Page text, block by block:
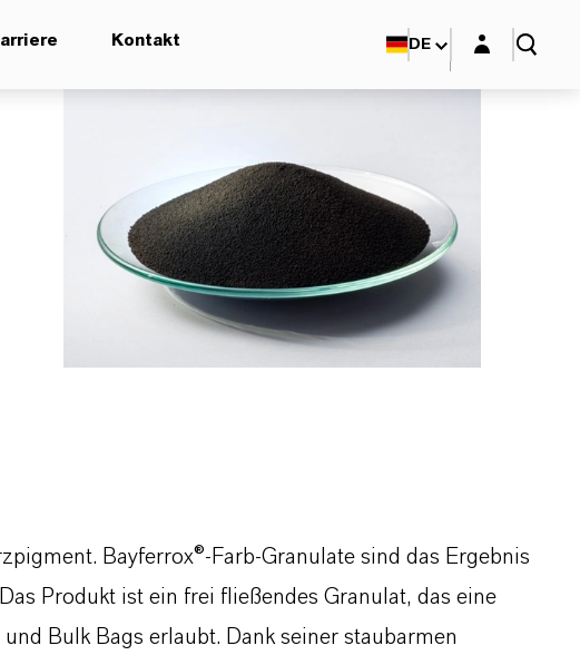
Kontakt DE Login-Maske
Bayferrox®-Farb-Granulate sind das Ergebnis
Produkt ist ein frei fließendes Granulat, das eine
Bulk Bags erlaubt. Dank seiner staubarmen